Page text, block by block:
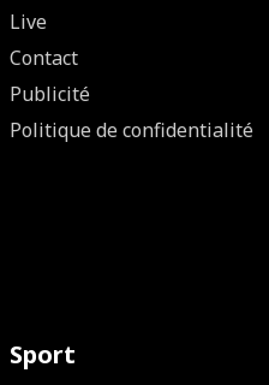
Live
Contact
Publicité
Politique de confidentialité
Sport